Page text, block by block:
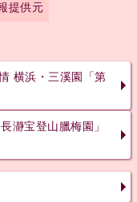
提供元
横浜・三溪園「第
瀞宝登山臘梅園」